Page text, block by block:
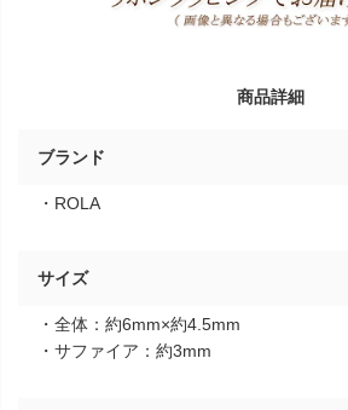
商品詳細
ブランド
・ROLA
サイズ
・全体：約6mm×約4.5mm
・サファイア：約3mm